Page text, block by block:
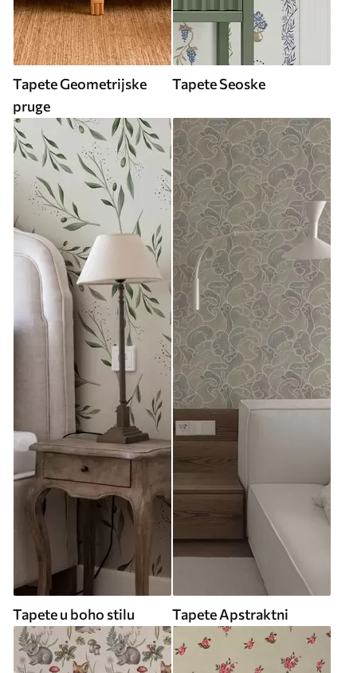
Tapete Geometrijske
pruge
Tapete Seoske
Tapete u boho stilu Tapete Apstraktni